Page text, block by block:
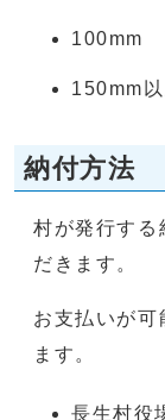
100mm
150mm
納付方法
村が発行する
だきます。
お支払いが可
ます。
長生村役